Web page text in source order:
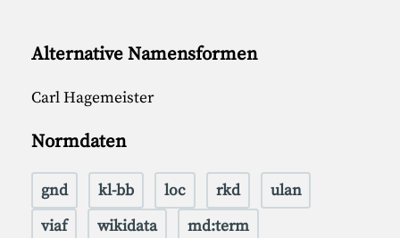
Alternative Namensformen
Carl Hagemeister
Normdaten
gnd kl-bb loc rkd
ulan
viaf
wikidata md:term